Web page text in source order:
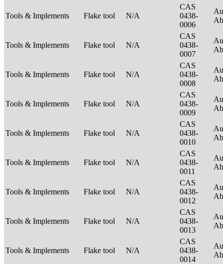
Tools & Implements Flake tool N/A
CAS
0438-
0006
Tools & Implements Flake tool N/A
CAS
0438-
0007
Tools & Implements Flake tool N/A
CAS
0438-
0008
Tools & Implements Flake tool N/A
CAS
0438-
0009
Tools & Implements Flake tool N/A
CAS
0438-
0010
Tools & Implements Flake tool N/A
CAS
0438-
0011
Tools & Implements Flake tool N/A
CAS
0438-
0012
Tools & Implements Flake tool N/A
CAS
0438-
0013
Tools & Implements Flake tool N/A
CAS
0438-
0014